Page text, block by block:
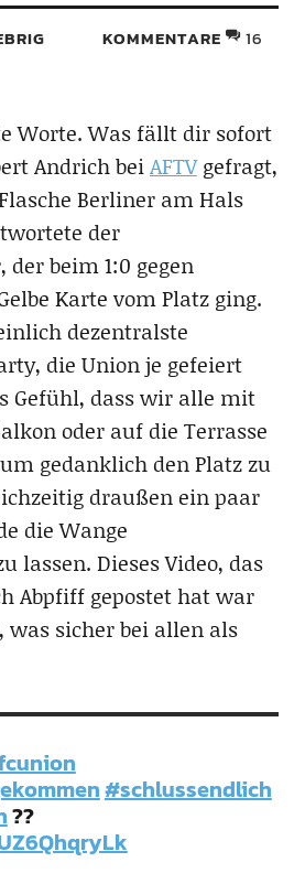
KOMMENTARE 16
Worte. Was fällt dir sofort
Andrich beiAFTVgefragt,
Berliner am Hals
der
beim 1:0 gegen
Karte vom Platz ging.
dezentralste
die Union je gefeiert
Gefühl, dass wir alle mit
oder auf die Terrasse
gedanklich den Platz zu
draußen ein paar
die Wange
lassen. Dieses Video, das
Abpfiff gepostet hat war
was sicher bei allen als
#schlussendlich
??